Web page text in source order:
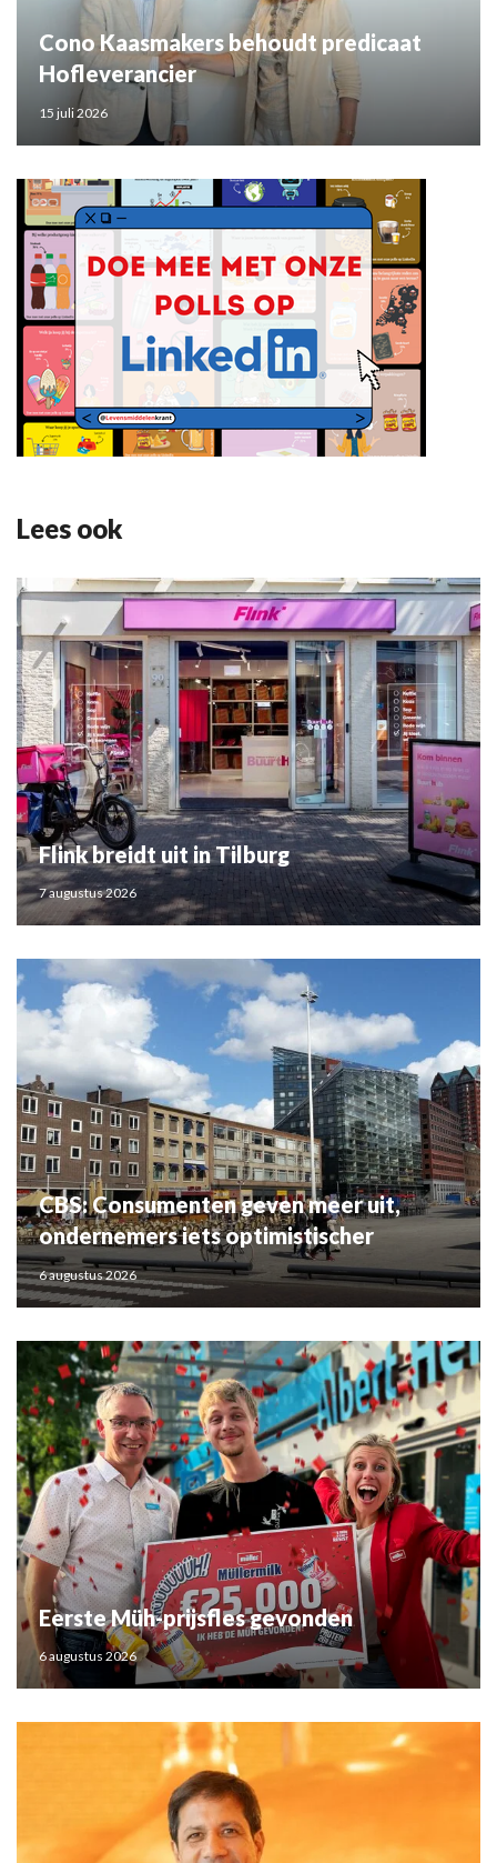
Cono Kaasmakers behoudt predicaat
Hofleverancier
15 juli 2026
Lees ook
Flink breidt uit in Tilburg
7 augustus 2026
CBS: Consumenten geven meer uit,
ondernemers iets optimistischer
6 augustus 2026
Eerste Müh-prijsfles gevonden
6 augustus 2026